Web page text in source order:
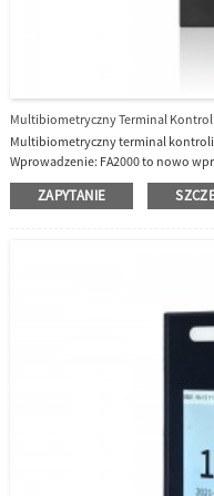
Multibiometryczny Terminal Kontroli
Multibiometryczny terminal kontroli
Wprowadzenie: FA2000 to nowo
multibiometryczny terminal
TCP/IP i WIFI.Rozpoznawanie
ZAPYTANIE